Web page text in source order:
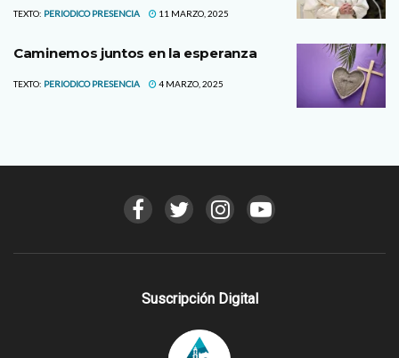
TEXTO: PERIODICO PRESENCIA 11 MARZO, 2025
Caminemos juntos en la esperanza
TEXTO: PERIODICO PRESENCIA 4 MARZO, 2025
Suscripción Digital